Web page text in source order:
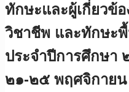
ทักษะและผู้เกี่ยวข้
วิชาชีพ และทักษะ
ประจำปีการศึกษา
๒๑-๒๕ พฤศจิกาย